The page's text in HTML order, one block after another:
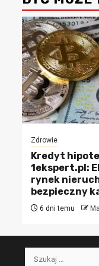
Zdrowie
Kredyt
1ekspert.pl:
rynek
bezpieczny
6 dni temu
Szukaj: